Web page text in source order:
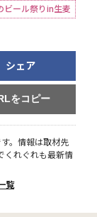
ビール祭りin生麦
シェア
をコピー
。情報は取材先
くれぐれも最新情
覧